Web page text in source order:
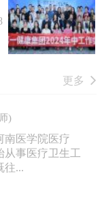
更多
)
南医学院医疗
从事医疗卫生工
往...